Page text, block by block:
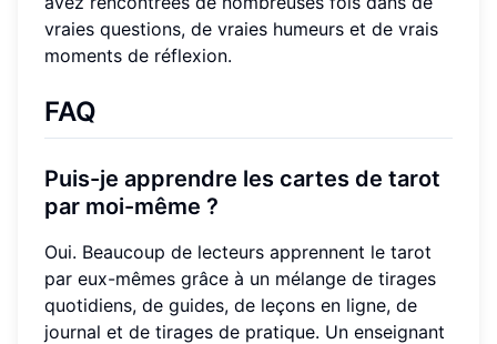
vraies questions, de vraies humeurs et de vrais
moments de réflexion.
FAQ
Puis-je apprendre les cartes de tarot
par moi-même ?
Oui. Beaucoup de lecteurs apprennent le tarot
par eux-mêmes grâce à un mélange de tirages
quotidiens, de guides, de leçons en ligne, de
journal et de tirages de pratique. Un enseignant